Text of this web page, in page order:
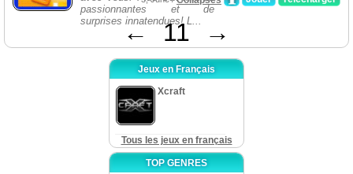
passionnantes et de
surprises innatendues! L...
← 11 →
Jeux en Français
Xcraft
Tous les jeux en français
TOP GENRES